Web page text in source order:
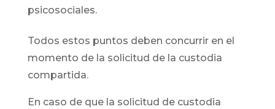
psicosociales.
Todos estos puntos deben concurrir en el
momento de la solicitud de la custodia
compartida.
En caso de que la solicitud de custodia